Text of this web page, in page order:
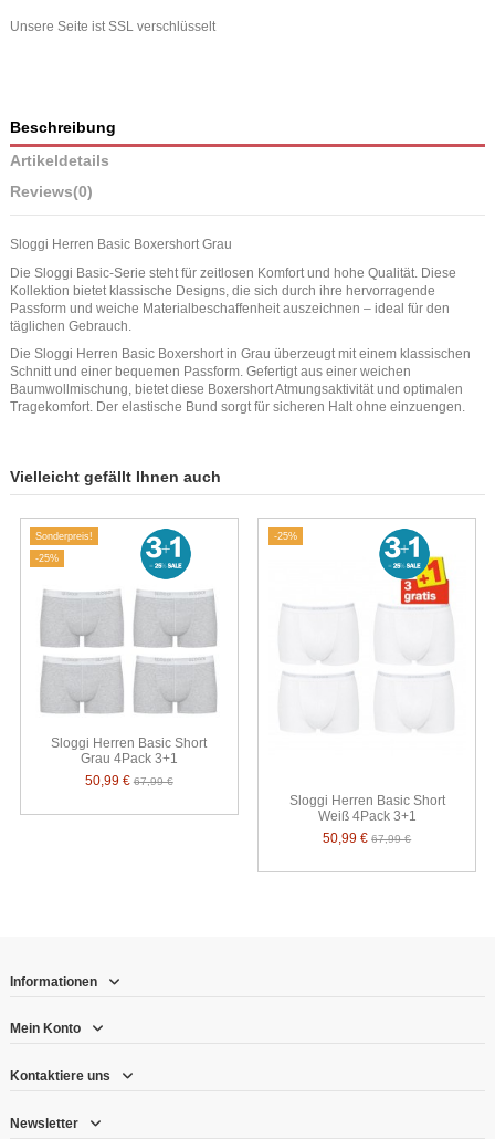
Unsere Seite ist SSL verschlüsselt
Beschreibung
Artikeldetails
Reviews(0)
Sloggi Herren Basic Boxershort Grau
Die Sloggi Basic-Serie steht für zeitlosen Komfort und hohe Qualität. Diese
Kollektion bietet klassische Designs, die sich durch ihre hervorragende
Passform und weiche Materialbeschaffenheit auszeichnen – ideal für den
täglichen Gebrauch.
Die Sloggi Herren Basic Boxershort in Grau überzeugt mit einem klassischen
Schnitt und einer bequemen Passform. Gefertigt aus einer weichen
Baumwollmischung, bietet diese Boxershort Atmungsaktivität und optimalen
Tragekomfort. Der elastische Bund sorgt für sicheren Halt ohne einzuengen.
Vielleicht gefällt Ihnen auch
Sonderpreis!
-25%
Sloggi Herren Basic Short
Grau 4Pack 3+1
50,99 €67,99 €
-25%
Sloggi Herren Basic Short
Weiß 4Pack 3+1
50,99 €67,99 €
Informationen
Mein Konto
Kontaktiere uns
Newsletter